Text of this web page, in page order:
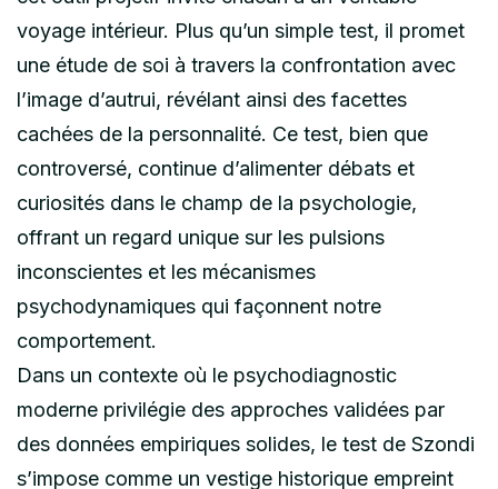
voyage intérieur. Plus qu’un simple test, il promet
une étude de soi à travers la confrontation avec
l’image d’autrui, révélant ainsi des facettes
cachées de la personnalité. Ce test, bien que
controversé, continue d’alimenter débats et
curiosités dans le champ de la psychologie,
offrant un regard unique sur les pulsions
inconscientes et les mécanismes
psychodynamiques qui façonnent notre
comportement.
Dans un contexte où le psychodiagnostic
moderne privilégie des approches validées par
des données empiriques solides, le test de Szondi
s’impose comme un vestige historique empreint